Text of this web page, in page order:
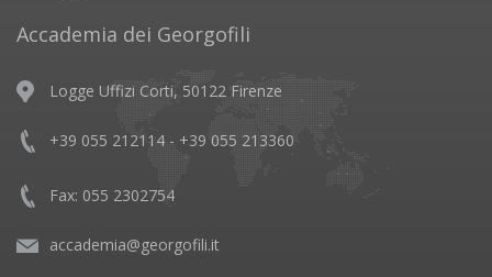
Accademia dei Georgofili
Logge Uffizi Corti, 50122 Firenze
+39 055 212114 - +39 055 213360
Fax: 055 2302754
accademia@georgofili.it